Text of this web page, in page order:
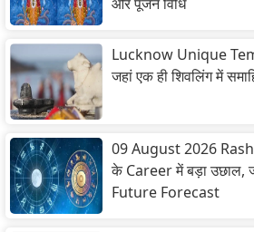
Lucknow Unique
जहां एक ही शिवलिंग में
09 August 2026
के Career में बड़ा उछाल,
Future Forecast